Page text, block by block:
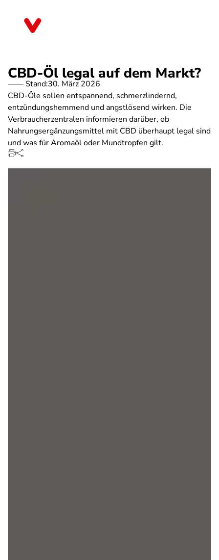
CBD-Öl legal auf dem Markt?
Stand:30. März 2026
CBD-Öle sollen entspannend, schmerzlindernd,
entzündungshemmend und angstlösend wirken. Die
Verbraucherzentralen informieren darüber, ob
Nahrungsergänzungsmittel mit CBD überhaupt legal sind
und was für Aromaöl oder Mundtropfen gilt.